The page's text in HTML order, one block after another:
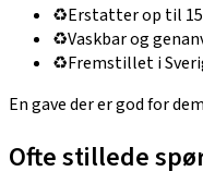
♻️Erstatter op til
♻️Vaskbar og
♻️Fremstillet i
En gave der er god for
Ofte stillede